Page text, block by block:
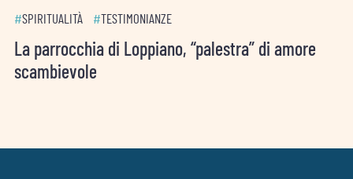
#SPIRITUALITÀ #TESTIMONIANZE
La parrocchia di Loppiano, “palestra” di amore
scambievole